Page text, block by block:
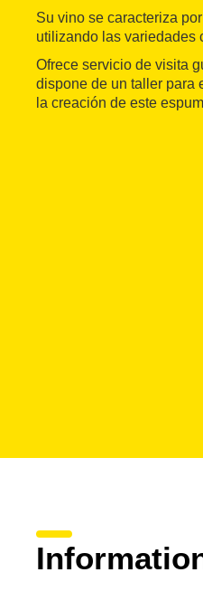
Su vino se caracteriza
utilizando las variedades
Ofrece servicio de visita
dispone de un taller para
la creación de este